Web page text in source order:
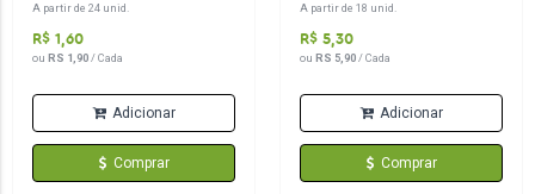
A partir de 24 unid.
R$ 1,60
ou RS 1,90/ Cada
Adicionar
Comprar
A partir de 18 unid.
R$ 5,30
ou RS 5,90/ Cada
Adicionar
Comprar